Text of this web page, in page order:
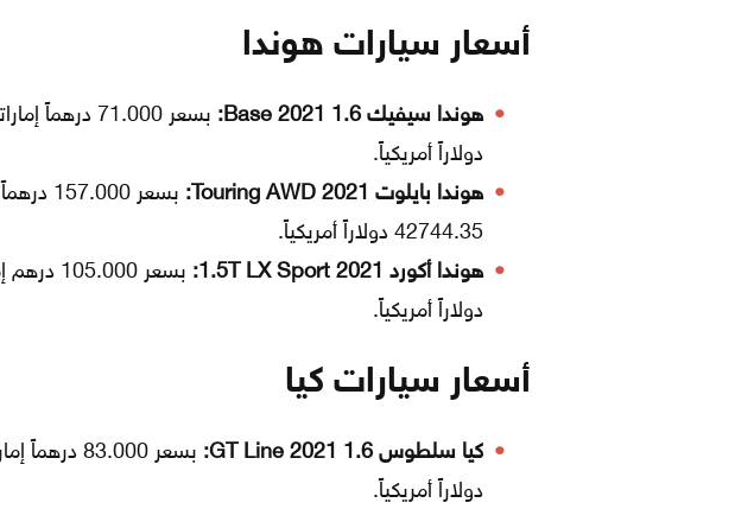
أسعار سيارات هوندا
هوندا سيفيك 1.6 Base 2021:
دولاراً أمريكياً.
هوندا بايلوت Touring AWD 2021:
بسعر
42744.35 دولاراً أمريكياً.
هوندا أكورد 1.5T LX Sport 2021:
دولاراً أمريكياً.
أسعار سيارات كيا
كيا سلطوس 1.6 GT Line 2021:
دولاراً أمريكياً.